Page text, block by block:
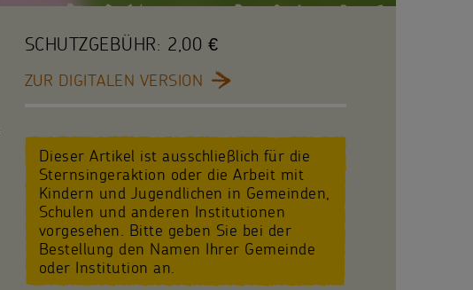
SCHUTZGEBÜHR: 2,00 €
ZUR DIGITALEN VERSION
Dieser Artikel ist ausschließlich für die
Sternsingeraktion oder die Arbeit mit
Kindern und Jugendlichen in Gemeinden,
Schulen und anderen Institutionen
vorgesehen. Bitte geben Sie bei der
Bestellung den Namen Ihrer Gemeinde
oder Institution an.